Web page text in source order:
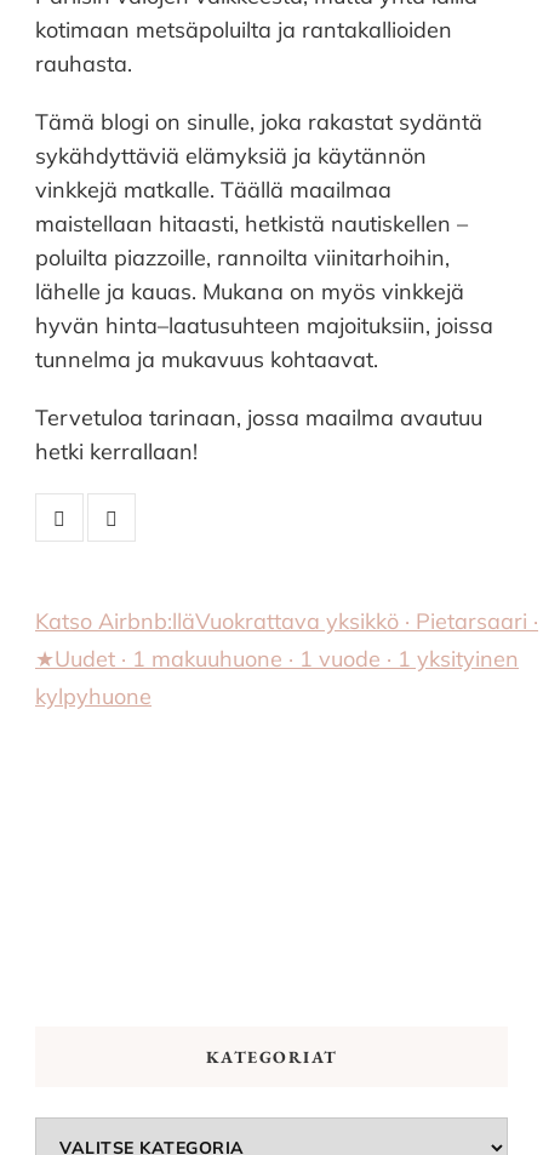
kotimaan metsäpoluilta ja rantakallioiden
rauhasta.
Tämä blogi on sinulle, joka rakastat sydäntä
sykähdyttäviä elämyksiä ja käytännön
vinkkejä matkalle. Täällä maailmaa
maistellaan hitaasti, hetkistä nautiskellen –
poluilta piazzoille, rannoilta viinitarhoihin,
lähelle ja kauas. Mukana on myös vinkkejä
hyvän hinta–laatusuhteen majoituksiin, joissa
tunnelma ja mukavuus kohtaavat.
Tervetuloa tarinaan, jossa maailma avautuu
hetki kerrallaan!
Katso Airbnb:lläVuokrattava yksikkö · Pietarsaari ·
★Uudet · 1 makuuhuone · 1 vuode · 1 yksityinen
kylpyhuone
KATEGORIAT